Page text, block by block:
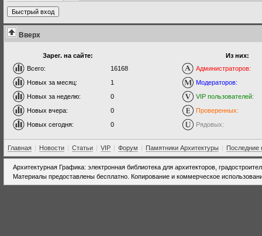
Вверх
Зарег. на сайте:
Всего:
16168
Новых за месяц:
1
Новых за неделю:
0
Новых вчера:
0
Новых сегодня:
0
Из них:
Администраторов:
Модераторов:
VIP пользователей:
Проверенных:
Рядовых:
Главная | Новости | Статьи | VIP | Форум | Памятники Архитектуры | Последние
Архитектурная Графика: электронная библиотека для архитекторов,
Материалы предоставлены бесплатно. Копирование и коммерческое